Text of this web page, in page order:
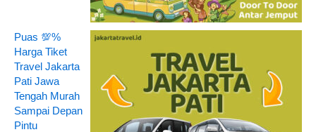
Puas 💯%
Harga Tiket
Travel Jakarta
Pati Jawa
Tengah Murah
Sampai Depan
Pintu